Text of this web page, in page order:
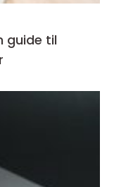
guide til